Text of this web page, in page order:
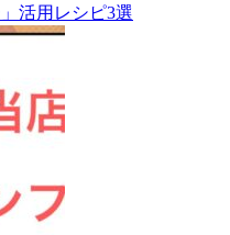
活用レシピ3選